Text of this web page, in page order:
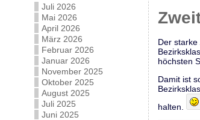
Juli 2026
Mai 2026
April 2026
März 2026
Februar 2026
Januar 2026
November 2025
Oktober 2025
August 2025
Juli 2025
Juni 2025
Der
höchsten
Damit ist
halten.